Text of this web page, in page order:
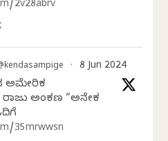
2v28abrv
· 8 Jun 2024
ಅಮೇರಿಕ
ಅಂಕಣ “ಅನೇಕ
35mrwwsn